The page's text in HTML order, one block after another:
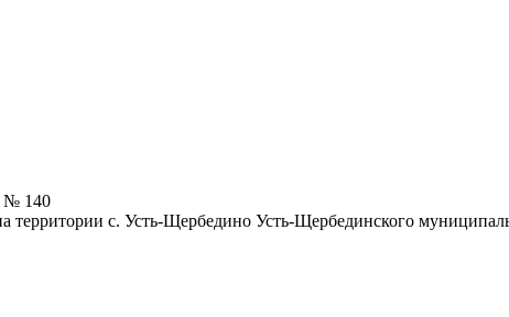
№ 140
с. Усть-Щербедино Усть-Щербединского